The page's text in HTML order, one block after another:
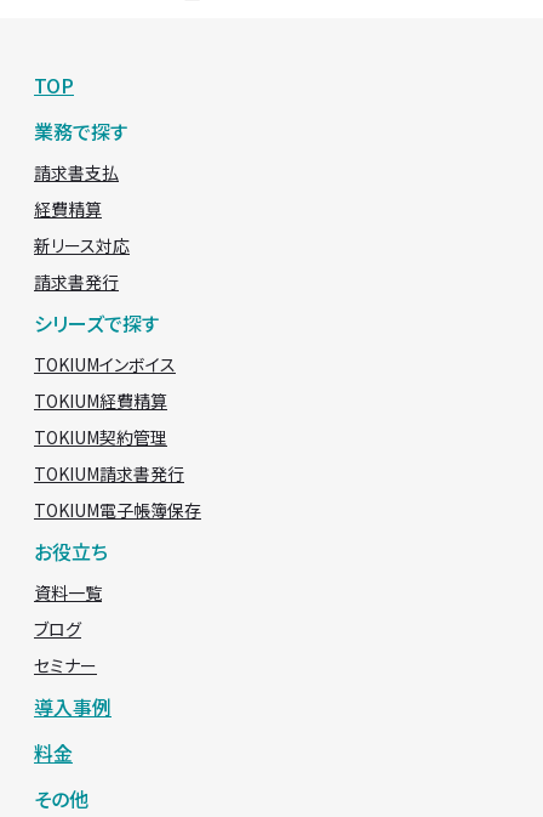
TOP
業務で探す
請求書支払
経費精算
新リース対応
請求書発行
シリーズで探す
TOKIUMインボイス
TOKIUM経費精算
TOKIUM契約管理
TOKIUM請求書発行
TOKIUM電子帳簿保存
お役立ち
資料一覧
ブログ
セミナー
導入事例
料金
その他